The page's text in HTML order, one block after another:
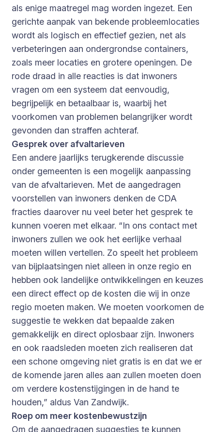
als enige maatregel mag worden ingezet. Een
gerichte aanpak van bekende probleemlocaties
wordt als logisch en effectief gezien, net als
verbeteringen aan ondergrondse containers,
zoals meer locaties en grotere openingen. De
rode draad in alle reacties is dat inwoners
vragen om een systeem dat eenvoudig,
begrijpelijk en betaalbaar is, waarbij het
voorkomen van problemen belangrijker wordt
gevonden dan straffen achteraf.
Gesprek over afvaltarieven
Een andere jaarlijks terugkerende discussie
onder gemeenten is een mogelijk aanpassing
van de afvaltarieven. Met de aangedragen
voorstellen van inwoners denken de CDA
fracties daarover nu veel beter het gesprek te
kunnen voeren met elkaar. “In ons contact met
inwoners zullen we ook het eerlijke verhaal
moeten willen vertellen. Zo speelt het probleem
van bijplaatsingen niet alleen in onze regio en
hebben ook landelijke ontwikkelingen en keuzes
een direct effect op de kosten die wij in onze
regio moeten maken. We moeten voorkomen de
suggestie te wekken dat bepaalde zaken
gemakkelijk en direct oplosbaar zijn. Inwoners
en ook raadsleden moeten zich realiseren dat
een schone omgeving niet gratis is en dat we er
de komende jaren alles aan zullen moeten doen
om verdere kostenstijgingen in de hand te
houden,” aldus Van Zandwijk.
Roep om meer kostenbewustzijn
Om de aangedragen suggesties te kunnen